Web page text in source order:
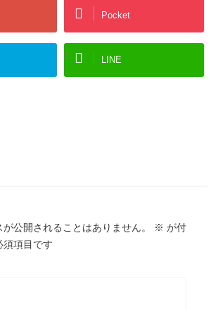
Pocket
LINE
が公開されることはありません。 ※ が付
須項目です